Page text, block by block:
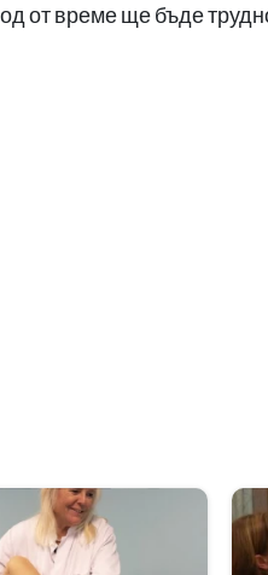
от време ще бъде